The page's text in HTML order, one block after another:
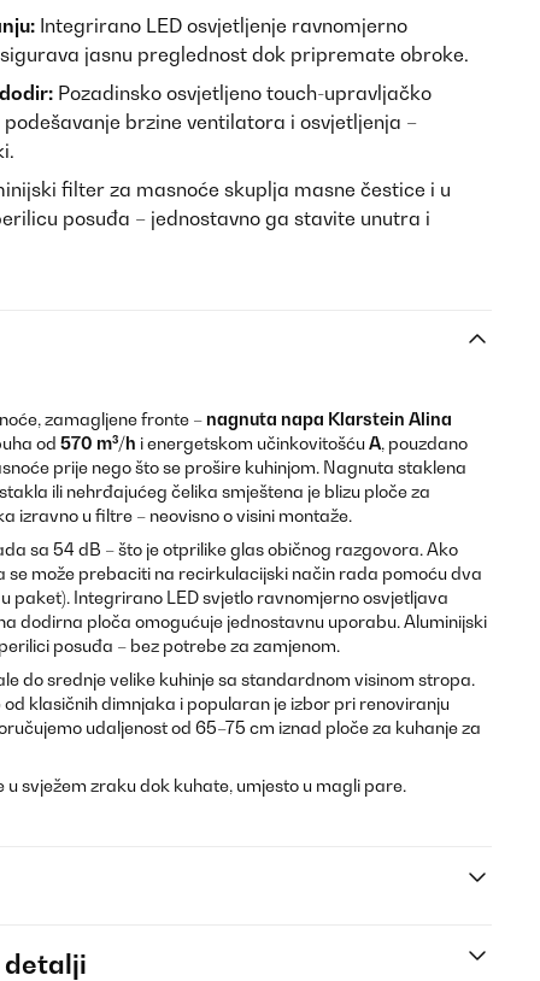
Integrirano LED osvjetljenje ravnomjerno
jasnu preglednost dok pripremate obroke.
Pozadinsko osvjetljeno touch-upravljačko
brzine ventilatora i osvjetljenja –
filter za masnoće skuplja masne čestice i u
posuđa – jednostavno ga stavite unutra i
zamagljene fronte – nagnuta napa Klarstein Alina
od 570 m³/h i energetskom učinkovitošću A, pouzdano
prije nego što se prošire kuhinjom. Nagnuta staklena
ili nehrđajućeg čelika smještena je blizu ploče za
izravno u filtre – neovisno o visini montaže.
sa 54 dB – što je otprilike glas običnog razgovora. Ako
se može prebaciti na recirkulacijski način rada pomoću dva
paket). Integrirano LED svjetlo ravnomjerno osvjetljava
dodirna ploča omogućuje jednostavnu uporabu. Aluminijski
posuđa – bez potrebe za zamjenom.
do srednje velike kuhinje sa standardnom visinom stropa.
klasičnih dimnjaka i popularan je izbor pri renoviranju
udaljenost od 65–75 cm iznad ploče za kuhanje za
u svježem zraku dok kuhate, umjesto u magli pare.
detalji